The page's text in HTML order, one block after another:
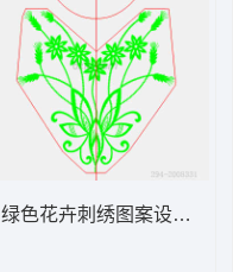
绿色花卉刺绣图案设计图